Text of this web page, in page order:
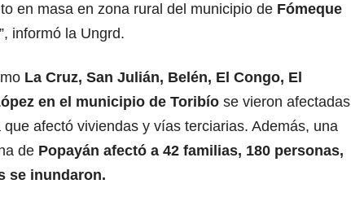
en masa en zona rural del municipio de Fómeque
”, informó la Ungrd.
La Cruz, San Julián, Belén, El Congo, El
en el municipio de Toribío se vieron afectadas
afectó viviendas y vías terciarias. Además, una
de Popayán afectó a 42 familias, 180 personas,
se inundaron.